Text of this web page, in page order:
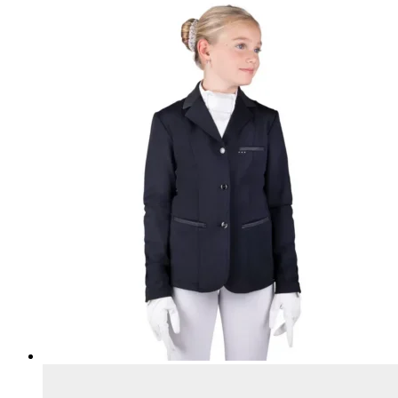
выбрать
на
странице
товара.